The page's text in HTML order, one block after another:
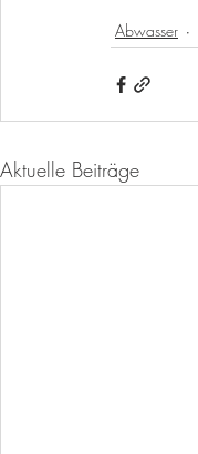
Abwasser
Aktuelle Beiträge